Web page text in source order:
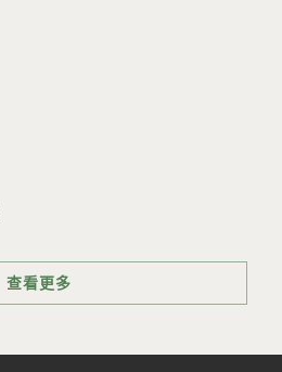
查看更多